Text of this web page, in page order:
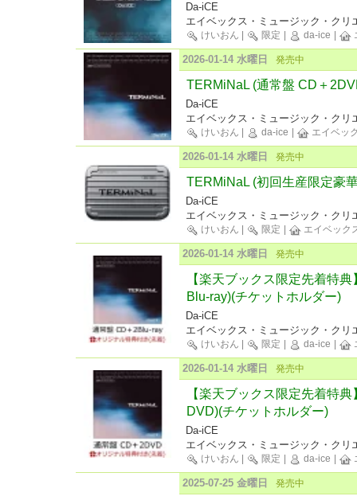
Da-iCE
エイベックス・ミュージック・クリ
けいおん 限定 da-ice
2026-01-14 水曜日 発売中
TERMiNaL (通常盤 CD＋
Da-iCE
エイベックス・ミュージック・クリ
けいおん da-ice エイベッ
2026-01-14 水曜日 発売中
TERMiNaL (初回生産限定豪
Da-iCE
エイベックス・ミュージック・クリ
けいおん 限定 エイベック
2026-01-14 水曜日 発売中
【楽天ブックス限定先着特
Blu-ray)(チケットホルダー)
Da-iCE
エイベックス・ミュージック・クリ
けいおん 限定 da-ice
2026-01-14 水曜日 発売中
【楽天ブックス限定先着特
DVD)(チケットホルダー)
Da-iCE
エイベックス・ミュージック・クリ
けいおん 限定 da-ice
2025-07-25 金曜日 発売中